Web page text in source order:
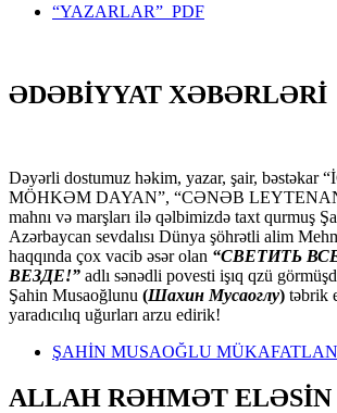
“YAZARLAR” PDF
ƏDƏBİYYAT XƏBƏRLƏRİ
Dəyərli dostumuz həkim, yazar, şair, bəstəkar
MÖHKƏM DAYAN”, “CƏNƏB
mahnı və marşları ilə qəlbimizdə taxt qurmuş
Azərbaycan sevdalısı Dünya şöhrətli alim
haqqında çox vacib əsər olan “СВЕТИТЬ
ВЕЗДЕ!” adlı sənədli povesti işıq qzü
Şahin Musaoğlunu (Шахин Мусаоглу) təbrik
yaradıcılıq uğurları arzu edirik!
ŞAHİN MUSAOĞLU
ALLAH RƏHMƏT ELƏSİN